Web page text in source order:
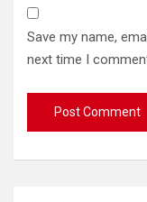
Save my name,
next time I